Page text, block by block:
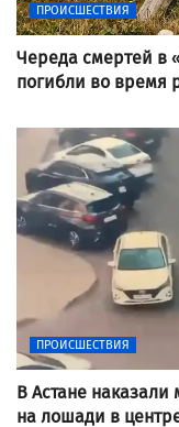
ПРОИСШЕСТВИЯ
Череда смертей в
погибли во время
ПРОИСШЕСТВИЯ
В Астане
на лошади в